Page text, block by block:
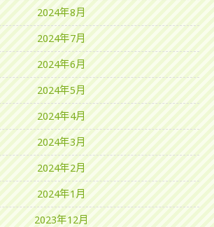
2024年8月
2024年7月
2024年6月
2024年5月
2024年4月
2024年3月
2024年2月
2024年1月
2023年12月